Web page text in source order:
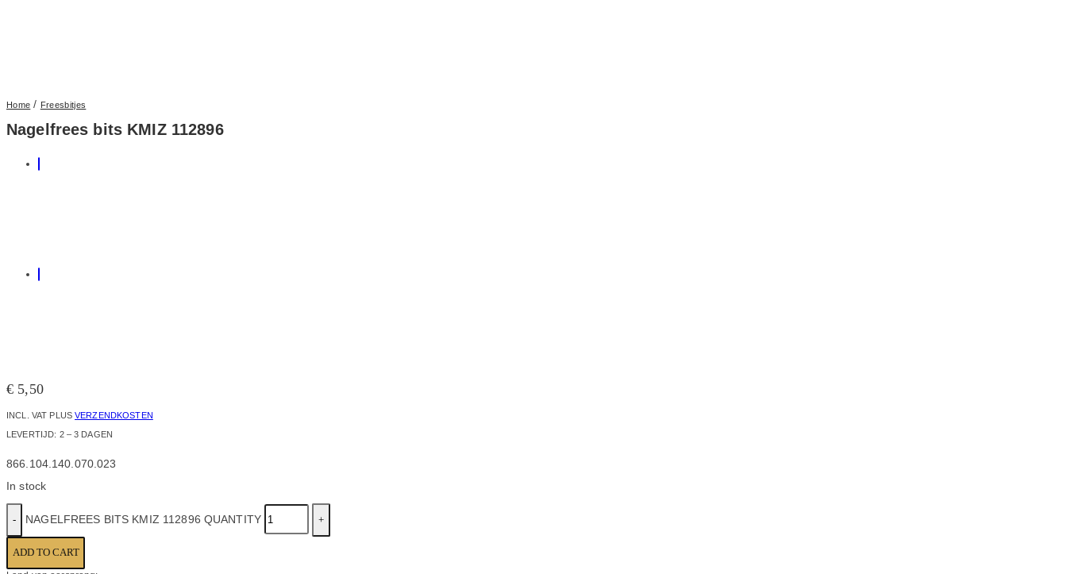
Home / Freesbitjes
Nagelfrees bits KMIZ 112896
€ 5,50
INCL. VAT PLUSVERZENDKOSTEN
LEVERTIJD: 2 – 3 DAGEN
866.104.140.070.023
In stock
NAGELFREES BITS KMIZ 112896 QUANTITY
ADD TO CART